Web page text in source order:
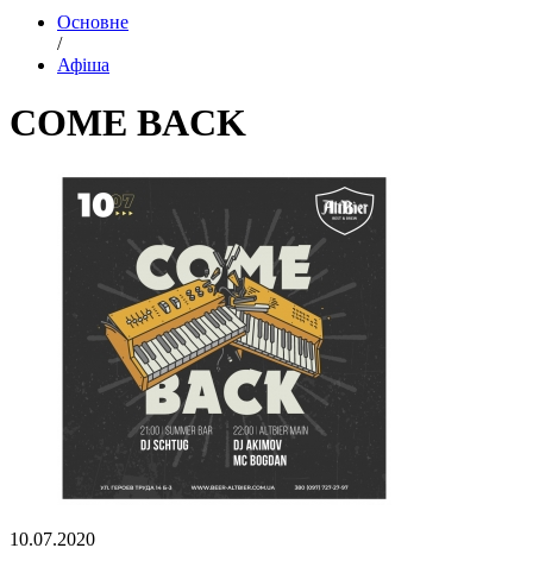
Основне
/
Афіша
COME BACK
10.07.2020